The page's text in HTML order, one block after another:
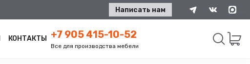
Написать нам
КОНТАКТЫ +7 905 415-10-52
Все для производства мебели